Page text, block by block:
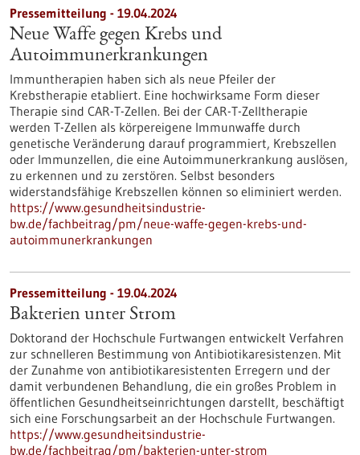
Pressemitteilung - 19.04.2024
Neue Waffe gegen Krebs und
Autoimmunerkrankungen
Immuntherapien haben sich als neue Pfeiler der
Krebstherapie etabliert. Eine hochwirksame Form dieser
Therapie sind CAR-T-Zellen. Bei der CAR-T-Zelltherapie
werden T-Zellen als körpereigene Immunwaffe durch
genetische Veränderung darauf programmiert, Krebszellen
oder Immunzellen, die eine Autoimmunerkrankung auslösen,
zu erkennen und zu zerstören. Selbst besonders
widerstandsfähige Krebszellen können so eliminiert werden.
https://www.gesundheitsindustrie-
bw.de/fachbeitrag/pm/neue-waffe-gegen-krebs-und-
autoimmunerkrankungen
Pressemitteilung - 19.04.2024
Bakterien unter Strom
Doktorand der Hochschule Furtwangen entwickelt Verfahren
zur schnelleren Bestimmung von Antibiotikaresistenzen. Mit
der Zunahme von antibiotikaresistenten Erregern und der
damit verbundenen Behandlung, die ein großes Problem in
öffentlichen Gesundheitseinrichtungen darstellt, beschäftigt
sich eine Forschungsarbeit an der Hochschule Furtwangen.
https://www.gesundheitsindustrie-
bw.de/fachbeitrag/pm/bakterien-unter-strom